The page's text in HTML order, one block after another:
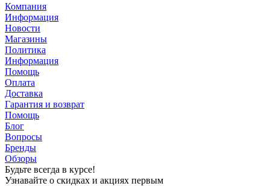
Компания
Информация
Новости
Магазины
Политика
Информация
Помощь
Оплата
Доставка
Гарантия и возврат
Помощь
Блог
Вопросы
Бренды
Обзоры
Будьте всегда в курсе!
Узнавайте о скидках и акциях первым